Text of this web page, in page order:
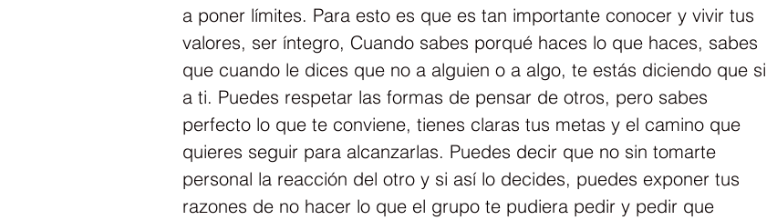
a poner límites. Para esto es que es tan importante conocer y vivir tus
valores, ser íntegro, Cuando sabes porqué haces lo que haces, sabes
que cuando le dices que no a alguien o a algo, te estás diciendo que si
a ti. Puedes respetar las formas de pensar de otros, pero sabes
perfecto lo que te conviene, tienes claras tus metas y el camino que
quieres seguir para alcanzarlas. Puedes decir que no sin tomarte
personal la reacción del otro y si así lo decides, puedes exponer tus
razones de no hacer lo que el grupo te pudiera pedir y pedir que